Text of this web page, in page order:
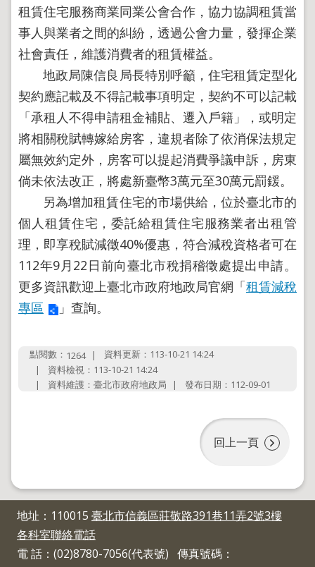
區
服
務
地
綜
合
資
訊
網
站
導
覽
回
首
答
語
詞
彙
租賃住宅服務商業同業公會合作，協力協調租賃當
事人與業者之間的糾紛，透過公會力量，發揮企業
社會責任，維護消費者的租賃權益。
地政局陳信良局長特別呼籲，住宅租賃定型化
契約應記載及不得記載事項明定，契約不可以記載
「承租人不得申請租金補貼、遷入戶籍」，或明定
將相關稅賦轉嫁給房客，違規者除了依消保法規定
屬無效約定外，房客可以提起消費爭議申訴，房東
倘未依法改正，將處新臺幣3萬元至30萬元罰鍰。
另為增加租賃住宅的市場供給，位於臺北市的
個人租賃住宅，委託給租賃住宅服務業者出租管
理，即享稅賦減徵40%優惠，符合減稅資格者可在
112年9月22日前向臺北市稅捐稽徵處提出申請。
更多資訊歡迎上臺北市政府地政局官網「租賃減稅
專區
」查詢。
點閱數： 1264
資料更新：113-10-21 14:24
資料檢視：113-10-21 14:24
資料維護：臺北市政府地政局
發布日期：112-09-01
回上一頁
地址：110015 臺北市信義區莊敬路391巷11弄2號3樓
各科室聯絡電話
電 話：(02)8780-7056(代表號) 傳真號碼：